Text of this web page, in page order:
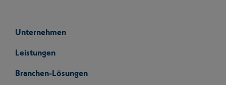
Unternehmen
Leistungen
Branchen-Lösungen